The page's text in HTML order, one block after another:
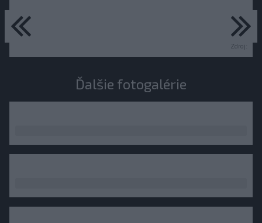
Zdroj:
predchádzajúce
Ďalšie fotogalérie